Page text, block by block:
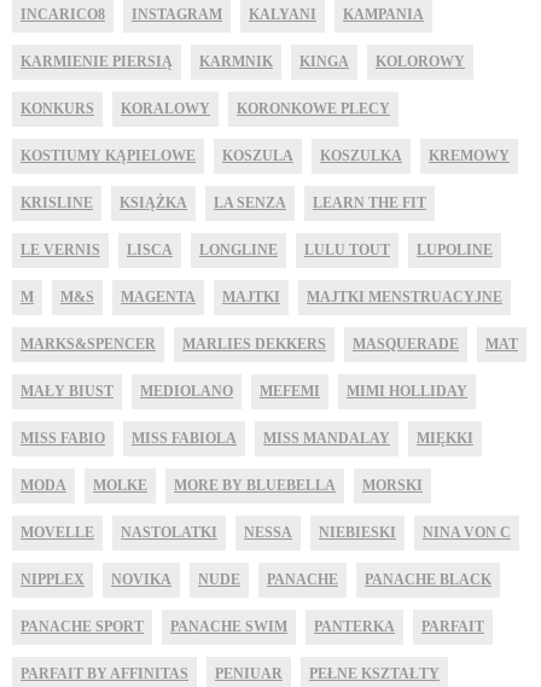
INCARICO8 INSTAGRAM KALYANI KAMPANIA
KARMIENIE PIERSIĄ KARMNIK KINGA KOLOROWY
KONKURS KORALOWY KORONKOWE PLECY
KOSTIUMY KĄPIELOWE KOSZULA KOSZULKA KREMOWY
KRISLINE KSIĄŻKA LA SENZA LEARN THE FIT
LE VERNIS LISCA LONGLINE LULU TOUT LUPOLINE
M M&S MAGENTA MAJTKI MAJTKI MENSTRUACYJNE
MARKS&SPENCER MARLIES DEKKERS MASQUERADE MAT
MAŁY BIUST MEDIOLANO MEFEMI MIMI HOLLIDAY
MISS FABIO MISS FABIOLA MISS MANDALAY MIĘKKI
MODA MOLKE MORE BY BLUEBELLA MORSKI
MOVELLE NASTOLATKI NESSA NIEBIESKI NINA VON C
NIPPLEX NOVIKA NUDE PANACHE PANACHE BLACK
PANACHE SPORT PANACHE SWIM PANTERKA PARFAIT
PARFAIT BY AFFINITAS PENIUAR PEŁNE KSZTAŁTY